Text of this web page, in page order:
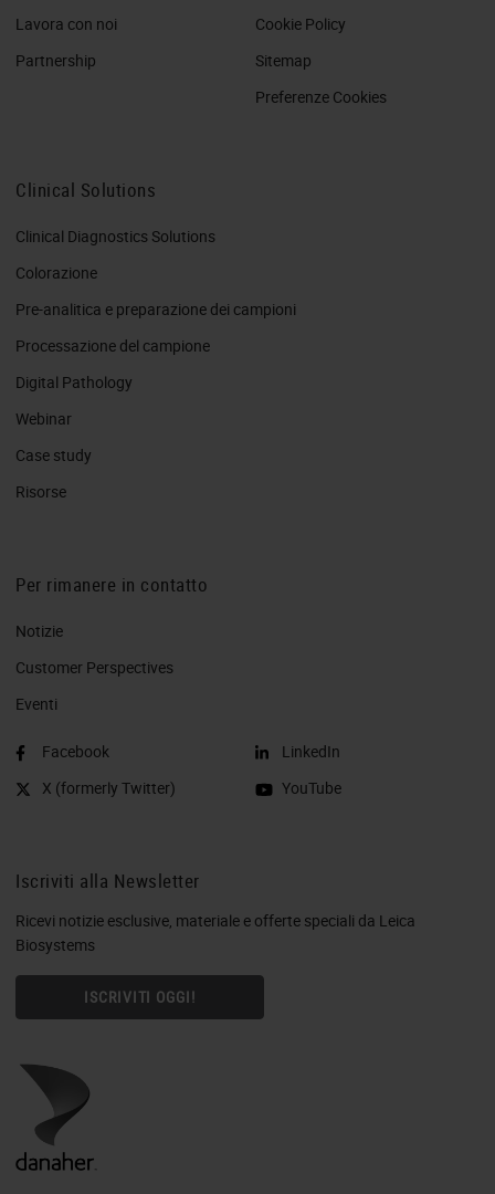
Lavora con noi
Partnership
Cookie Policy
Sitemap
Preferenze Cookies
Clinical Solutions
Clinical Diagnostics Solutions
Colorazione
Pre-analitica e preparazione dei campioni
Processazione del campione
Digital Pathology
Webinar
Case study
Risorse
Per rimanere in contatto
Notizie
Customer Perspectives​
Eventi
Facebook
X (formerly Twitter)
LinkedIn
YouTube
Iscriviti alla Newsletter
Ricevi notizie esclusive, materiale e offerte speciali da Leica
Biosystems
ISCRIVITI OGGI!